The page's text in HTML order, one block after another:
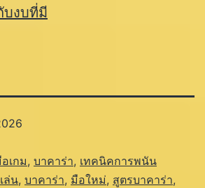
บงบที่มี
เกม, บาคาร่า, เทคนิคการพนัน
ล่น, บาคาร่า, มือใหม่, สูตรบาคาร่า,